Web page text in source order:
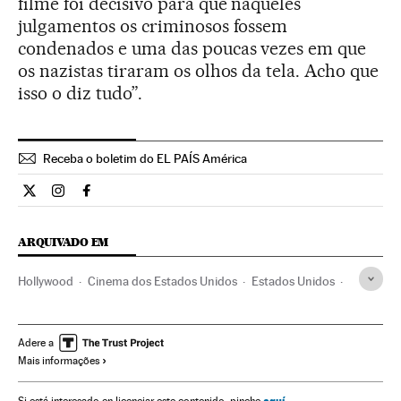
julgamentos os criminosos fossem
condenados e uma das poucas vezes em que
os nazistas tiraram os olhos da tela. Acho que
isso o diz tudo”.
Receba o boletim do EL PAÍS América
Cultura El País Brasil en Twitter
Cultura El País Brasil en Instagram
Cultura El País Brasil en Facebook
ARQUIVADO EM
Hollywood Cinema dos Estados Unidos Estados Unidos
América do Norte Cinema
História
Adere a
Mais informações